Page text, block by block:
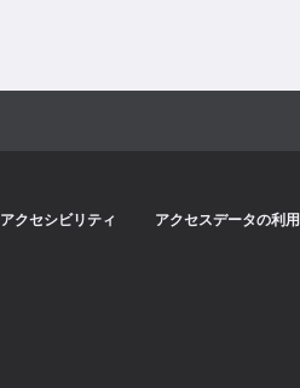
アクセシビリティ アクセスデータの利用